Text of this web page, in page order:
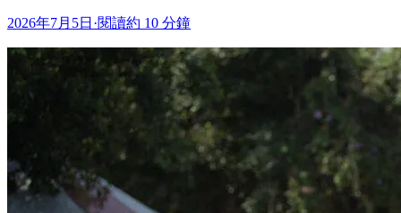
2026年7月5日 ·閱讀約 10 分鐘